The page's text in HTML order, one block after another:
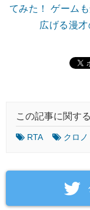
てみた！ ゲーム
広げる漫
この記事に関す
RTA クロ